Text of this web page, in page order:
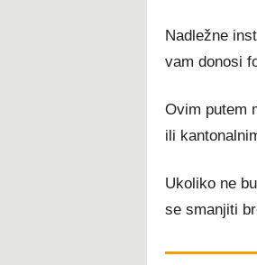
Nadležne
vam donosi
Ovim putem
ili
Ukoliko ne
se smanjiti